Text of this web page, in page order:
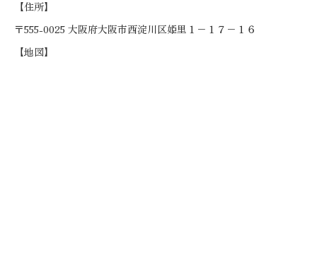
【住所】
〒555-0025 大阪府大阪市西淀川区姫里１−１７−１６
【地図】